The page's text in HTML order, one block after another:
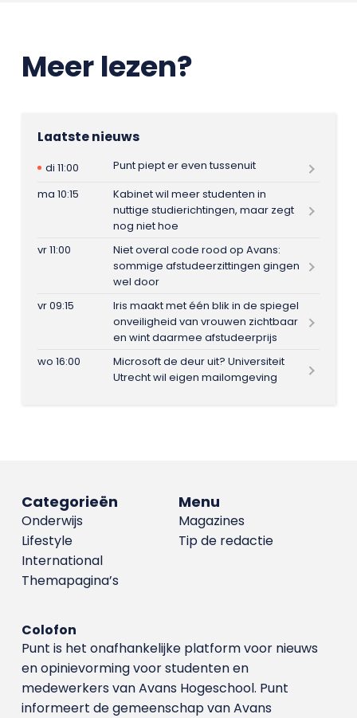
Meer lezen?
Laatste nieuws
di 11:00
Punt piept er even tussenuit
ma 10:15
Kabinet wil meer studenten in
nuttige studierichtingen, maar zegt
nog niet hoe
vr 11:00
Niet overal code rood op Avans:
sommige afstudeerzittingen gingen
wel door
vr 09:15
Iris maakt met één blik in de spiegel
onveiligheid van vrouwen zichtbaar
en wint daarmee afstudeerprijs
wo 16:00
Microsoft de deur uit? Universiteit
Utrecht wil eigen mailomgeving
Menu
Magazines
Tip de redactie
Categorieën
Onderwijs
Lifestyle
International
Themapagina’s
Colofon
Punt is het onafhankelijke platform voor nieuws
en opinievorming voor studenten en
medewerkers van Avans Hoge­school. Punt
informeert de gemeenschap van Avans